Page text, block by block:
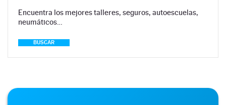
Encuentra los mejores talleres, seguros, autoescuelas,
neumáticos…
BUSCAR